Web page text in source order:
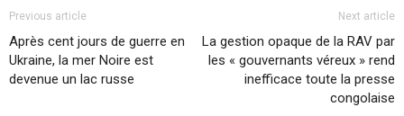
Previous article
Après cent jours de guerre en
Ukraine, la mer Noire est
devenue un lac russe
Next article
La gestion opaque de la RAV par
les « gouvernants véreux » rend
inefficace toute la presse
congolaise